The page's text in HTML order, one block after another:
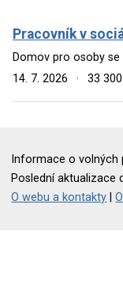
Pracovník v
Domov pro osoby
14. 7. 2026
· 33
Informace o volných
Poslední aktualizace
O webu a kontakty |